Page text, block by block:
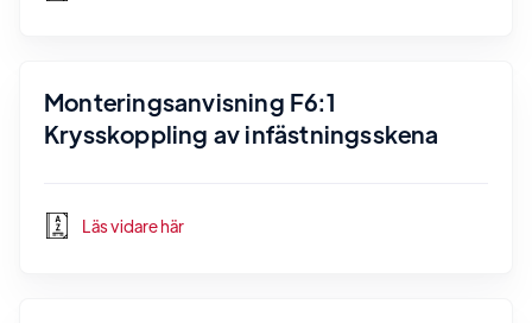
Monteringsanvisning F6:1
Krysskoppling av infästningsskena
Läs vidare här